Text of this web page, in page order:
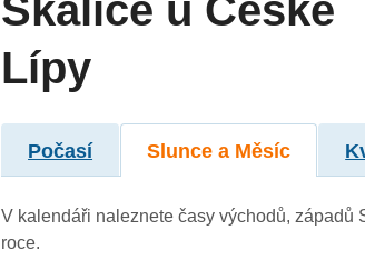
Skalice u České
Lípy
Počasí Slunce a Měsíc
V kalendáři naleznete časy východů, západů
roce.